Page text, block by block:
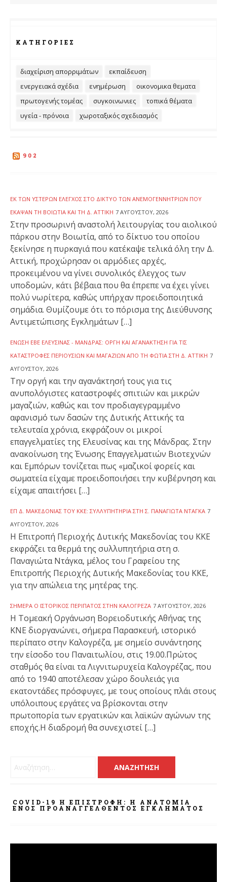
ΚΑΤΗΓΟΡΊΕΣ
διαχείριση απορριμάτων
εκπαίδευση
ενεργειακά σχέδια
ενημέρωση
οικονομικα θεματα
πρωτογενής τομέας
συγκοινωνιες
τοπικά θέματα
υγεία - πρόνοια
χωροταξικός σχεδιασμός
902
ΕΚ ΤΩΝ ΥΣΤΈΡΩΝ ΈΛΕΓΧΟΣ ΣΤΟ ΔΊΚΤΥΟ ΤΩΝ ΑΝΕΜΟΓΕΝΝΗΤΡΙΏΝ ΠΟΥ
ΈΚΑΨΑΝ ΤΗ ΒΟΙΩΤΊΑ ΚΑΙ ΤΗ Δ. ΑΤΤΙΚΉ 7 ΑΥΓΟΎΣΤΟΥ, 2026
Στην προσωρινή αναστολή λειτουργίας του αιολικού
πάρκου στην Βοιωτία, από το δίκτυο του οποίου
ξεκίνησε η πυρκαγιά που κατέκαψε τελικά όλη την Δ.
Αττική, προχώρησαν οι αρμόδιες αρχές,
προκειμένου να γίνει συνολικός έλεγχος των
υποδομών, κάτι βέβαια που θα έπρεπε να έχει γίνει
πολύ νωρίτερα, καθώς υπήρχαν προειδοποιητικά
σημάδια. Θυμίζουμε ότι το πόρισμα της Διεύθυνσης
Αντιμετώπισης Εγκλημάτων […]
ΈΝΩΣΗ ΕΒΕ ΕΛΕΥΣΊΝΑΣ - ΜΆΝΔΡΑΣ: ΟΡΓΉ ΚΑΙ ΑΓΑΝΆΚΤΗΣΗ ΓΙΑ ΤΙΣ
ΚΑΤΑΣΤΡΟΦΈΣ ΠΕΡΙΟΥΣΙΏΝ ΚΑΙ ΜΑΓΑΖΙΏΝ ΑΠΌ ΤΗ ΦΩΤΙΆ ΣΤΗ Δ. ΑΤΤΙΚΉ 7
ΑΥΓΟΎΣΤΟΥ, 2026
Την οργή και την αγανάκτησή τους για τις
ανυπολόγιστες καταστροφές σπιτιών και μικρών
μαγαζιών, καθώς και τον προδιαγεγραμμένο
αφανισμό των δασών της Δυτικής Αττικής τα
τελευταία χρόνια, εκφράζουν οι μικροί
επαγγελματίες της Ελευσίνας και της Μάνδρας. Στην
ανακοίνωση της Ένωσης Επαγγελματιών Βιοτεχνών
και Εμπόρων τονίζεται πως «μαζικοί φορείς και
σωματεία είχαμε προειδοποιήσει την κυβέρνηση και
είχαμε απαιτήσει […]
ΕΠ Δ. ΜΑΚΕΔΟΝΊΑΣ ΤΟΥ ΚΚΕ: ΣΥΛΛΥΠΗΤΉΡΙΑ ΣΤΗ Σ. ΠΑΝΑΓΙΏΤΑ ΝΤΆΓΚΑ 7
ΑΥΓΟΎΣΤΟΥ, 2026
Η Επιτροπή Περιοχής Δυτικής Μακεδονίας του ΚΚΕ
εκφράζει τα θερμά της συλλυπητήρια στη σ.
Παναγιώτα Ντάγκα, μέλος του Γραφείου της
Επιτροπής Περιοχής Δυτικής Μακεδονίας του ΚΚΕ,
για την απώλεια της μητέρας της.
ΣΉΜΕΡΑ Ο ΙΣΤΟΡΙΚΌΣ ΠΕΡΊΠΑΤΟΣ ΣΤΗΝ ΚΑΛΟΓΡΈΖΑ 7 ΑΥΓΟΎΣΤΟΥ, 2026
Η Τομεακή Οργάνωση Βορειοδυτικής Αθήνας της
ΚΝΕ διοργανώνει, σήμερα Παρασκευή, ιστορικό
περίπατο στην Καλογρέζα, με σημείο συνάντησης
την είσοδο του Παναιτωλίου, στις 19.00.Πρώτος
σταθμός θα είναι τα Λιγνιτωρυχεία Καλογρέζας, που
από το 1940 αποτέλεσαν χώρο δουλειάς για
εκατοντάδες πρόσφυγες, με τους οποίους πλάι στους
υπόλοιπους εργάτες να βρίσκονται στην
πρωτοπορία των εργατικών και λαϊκών αγώνων της
εποχής.Η διαδρομή θα συνεχιστεί […]
Αναζήτηση για:
COVID-19 Η ΕΠΙΣΤΡΟΦΗ: Η ΑΝΑΤΟΜΊΑ
ΕΝΌΣ ΠΡΟΑΝΑΓΓΕΛΘΈΝΤΟΣ ΕΓΚΛΉΜΑΤΟΣ